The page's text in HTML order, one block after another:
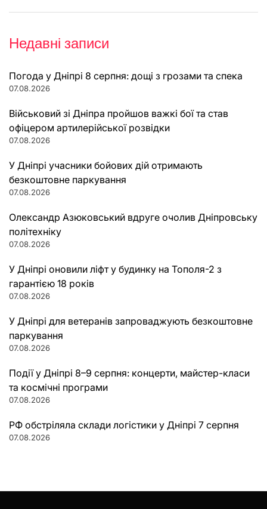
Недавні записи
Погода у Дніпрі 8 серпня: дощі з грозами та спека
07.08.2026
Військовий зі Дніпра пройшов важкі бої та став
офіцером артилерійської розвідки
07.08.2026
У Дніпрі учасники бойових дій отримають
безкоштовне паркування
07.08.2026
Олександр Азюковський вдруге очолив Дніпровську
політехніку
07.08.2026
У Дніпрі оновили ліфт у будинку на Тополя-2 з
гарантією 18 років
07.08.2026
У Дніпрі для ветеранів запроваджують безкоштовне
паркування
07.08.2026
Події у Дніпрі 8–9 серпня: концерти, майстер-класи
та космічні програми
07.08.2026
РФ обстріляла склади логістики у Дніпрі 7 серпня
07.08.2026